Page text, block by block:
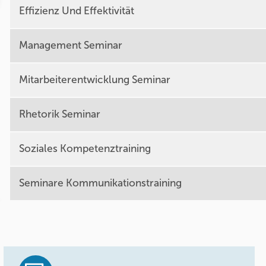
Effizienz Und Effektivität
Management Seminar
Mitarbeiterentwicklung Seminar
Rhetorik Seminar
Soziales Kompetenztraining
Seminare Kommunikationstraining